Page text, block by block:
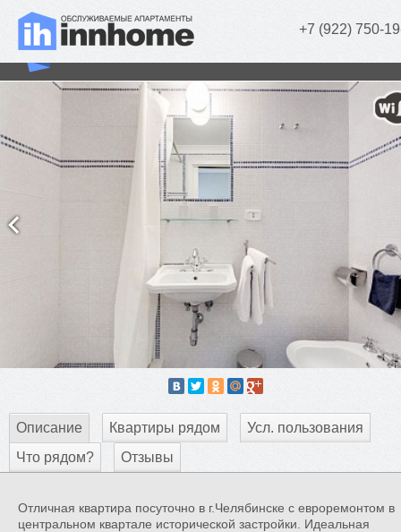
+7 (922) 750-
«Family Apartment» (3 комн.)
Описание Квартиры рядом
Усл. пользования
Что рядом?
Отзывы
Отличная квартира посуточно в г.Челябинске с евроремонтом в
центральном квартале исторической застройки. Идеальная